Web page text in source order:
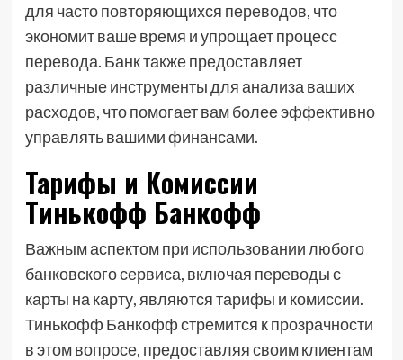
для часто повторяющихся переводов, что
экономит ваше время и упрощает процесс
перевода. Банк также предоставляет
различные инструменты для анализа ваших
расходов, что помогает вам более эффективно
управлять вашими финансами.
Тарифы и Комиссии
Тинькофф Банкофф
Важным аспектом при использовании любого
банковского сервиса, включая переводы с
карты на карту, являются тарифы и комиссии.
Тинькофф Банкофф стремится к прозрачности
в этом вопросе, предоставляя своим клиентам